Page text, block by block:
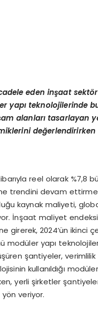
eden inşaat
teknolojilerinde
alanları tasarlayan
değerlendirirken
reel olarak %7,8
trendini devam
kaynak maliyeti,
İnşaat maliyet
girerek, 2024’ün ikinci
modüler yapı
şantiyeler, verimlilik
kullanıldığı
yerli şirketler
veriyor.